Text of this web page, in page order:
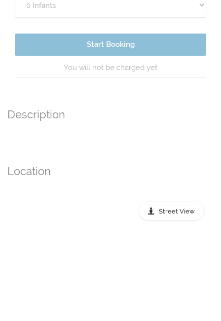
Start Booking
You will not be charged yet
Description
Location
Street View